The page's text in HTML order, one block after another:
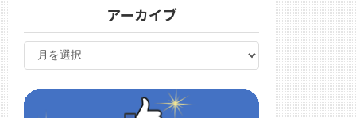
アーカイブ